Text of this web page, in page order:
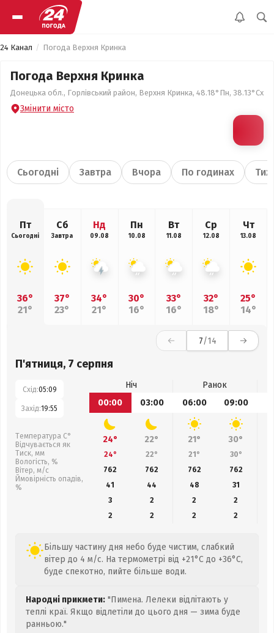
24 Канал Погода Верхня Кринка
Погода Верхня Кринка
Донецька обл., Горлівський район, Верхня Кринка, 48.18°Пн, 38.13°Сх
Змінити місто
Сьогодні Завтра Вчора По годинах
Пт
Сьогодні
36°
21°
Сб
Завтра
37°
23°
Нд
09.08
34°
21°
Пн
10.08
30°
16°
Вт
11.08
33°
16°
Ср
12.08
32°
18°
Чт
13.08
25°
14°
7/14
П'ятниця, 7 серпня
Схід:05:09
Захід:19:55
Температура С°
Відчувається як
Тиск, мм
Вологість, %
Вітер, м/с
Ймовірність опадів,
%
Ніч
Ранок
00:00
03:00 06:00 09:00
24° 22° 21° 30°
24° 22° 21° 30°
762
762 762 762
41
44 48 31
3
2 2
2
2
2 2 2
Більшу частину дня небо буде чистим, слабкий
вітер до 4 м/с. На термометрі від +21°C до +36°C,
буде спекотно, пийте більше води.
Народні прикмети: "Пимена. Лелеки відлітають у
теплі краї. Якщо відлетіли до цього дня — зима буде
ранньою."